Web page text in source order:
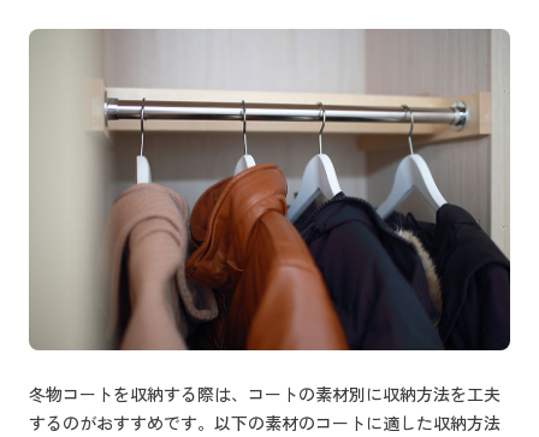
冬物コートを収納する際は、コートの素材別に収納方法を工夫
するのがおすすめです。以下の素材のコートに適した収納方法